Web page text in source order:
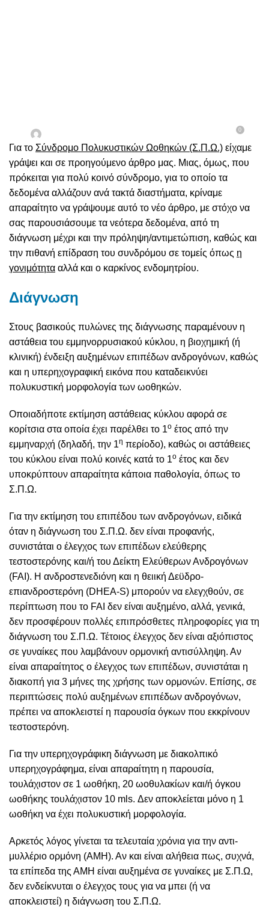
0
Για το Σύνδρομο Πολυκυστικών Ωοθηκών (Σ.Π.Ω.) είχαμε
γράψει και σε προηγούμενο άρθρο μας. Μιας, όμως, που
πρόκειται για πολύ κοινό σύνδρομο, για το οποίο τα
δεδομένα αλλάζουν ανά τακτά διαστήματα, κρίναμε
απαραίτητο να γράψουμε αυτό το νέο άρθρο, με στόχο να
σας παρουσιάσουμε τα νεότερα δεδομένα, από τη
διάγνωση μέχρι και την πρόληψη/αντιμετώπιση, καθώς και
την πιθανή επίδραση του συνδρόμου σε τομείς όπως η
γονιμότητα αλλά και ο καρκίνος ενδομητρίου.
Διάγνωση
Στους βασικούς πυλώνες της διάγνωσης παραμένουν η
αστάθεια του εμμηνορρυσιακού κύκλου, η βιοχημική (ή
κλινική) ένδειξη αυξημένων επιπέδων ανδρογόνων, καθώς
και η υπερηχογραφική εικόνα που καταδεικνύει
πολυκυστική μορφολογία των ωοθηκών.
Οποιαδήποτε εκτίμηση αστάθειας κύκλου αφορά σε
κορίτσια στα οποία έχει παρέλθει το 1ο έτος από την
εμμηναρχή (δηλαδή, την 1η περίοδο), καθώς οι αστάθειες
του κύκλου είναι πολύ κοινές κατά το 1ο έτος και δεν
υποκρύπτουν απαραίτητα κάποια παθολογία, όπως το
Σ.Π.Ω.
Για την εκτίμηση του επιπέδου των ανδρογόνων, ειδικά
όταν η διάγνωση του Σ.Π.Ω. δεν είναι προφανής,
συνιστάται ο έλεγχος των επιπέδων ελεύθερης
τεστοστερόνης και/ή του Δείκτη Ελεύθερων Ανδρογόνων
(FAI). Η ανδροστενεδιόνη και η θειική Δεϋδρο-
επιανδροστερόνη (DHEA-S) μπορούν να ελεγχθούν, σε
περίπτωση που το FAI δεν είναι αυξημένο, αλλά, γενικά,
δεν προσφέρουν πολλές επιπρόσθετες πληροφορίες για τη
διάγνωση του Σ.Π.Ω. Τέτοιος έλεγχος δεν είναι αξιόπιστος
σε γυναίκες που λαμβάνουν ορμονική αντισύλληψη. Αν
είναι απαραίτητος ο έλεγχος των επιπέδων, συνιστάται η
διακοπή για 3 μήνες της χρήσης των ορμονών. Επίσης, σε
περιπτώσεις πολύ αυξημένων επιπέδων ανδρογόνων,
πρέπει να αποκλειστεί η παρουσία όγκων που εκκρίνουν
τεστοστερόνη.
Για την υπερηχογράφικη διάγνωση με διακολπικό
υπερηχογράφημα, είναι απαραίτητη η παρουσία,
τουλάχιστον σε 1 ωοθήκη, 20 ωοθυλακίων και/ή όγκου
ωοθήκης τουλάχιστον 10 mls. Δεν αποκλείεται μόνο η 1
ωοθήκη να έχει πολυκυστική μορφολογία.
Αρκετός λόγος γίνεται τα τελευταία χρόνια για την αντι-
μυλλέριο ορμόνη (ΑΜΗ). Αν και είναι αλήθεια πως, συχνά,
τα επίπεδα της ΑΜΗ είναι αυξημένα σε γυναίκες με Σ.Π.Ω,
δεν ενδείκνυται ο έλεγχος τους για να μπει (ή να
αποκλειστεί) η διάγνωση του Σ.Π.Ω.